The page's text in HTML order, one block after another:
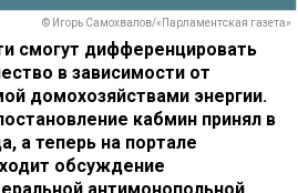
© Игорь Самохвалов/«Парламентская газета»
смогут дифференцировать
в зависимости от
домохозяйствами энергии.
кабмин принял в
а теперь на портале
обсуждение
антимонопольной